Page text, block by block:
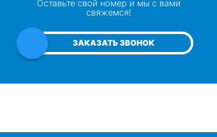
ЗАКАЗАТЬ ЗВОНОК
Оставьте свой номер и мы с вами
свяжемся!